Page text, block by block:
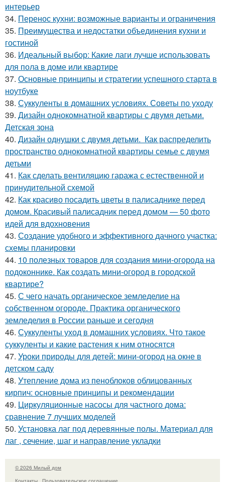
интерьер
34. Перенос кухни: возможные варианты и ограничения
35. Преимущества и недостатки объединения кухни и
гостиной
36. Идеальный выбор: Какие лаги лучше использовать
для пола в доме или квартире
37. Основные принципы и стратегии успешного старта в
ноутбуке
38. Суккуленты в домашних условиях. Советы по уходу
39. Дизайн однокомнатной квартиры с двумя детьми.
Детская зона
40. Дизайн однушки с двумя детьми. Как распределить
пространство однокомнатной квартиры семье с двумя
детьми
41. Как сделать вентиляцию гаража с естественной и
принудительной схемой
42. Как красиво посадить цветы в палисаднике перед
домом. Красивый палисадник перед домом — 50 фото
идей для вдохновения
43. Создание удобного и эффективного дачного участка:
схемы планировки
44. 10 полезных товаров для создания мини-огорода на
подоконнике. Как создать мини-огород в городской
квартире?
45. С чего начать органическое земледелие на
собственном огороде. Практика органического
земледелия в России раньше и сегодня
46. Суккуленты уход в домашних условиях. Что такое
суккуленты и какие растения к ним относятся
47. Уроки природы для детей: мини-огород на окне в
детском саду
48. Утепление дома из пеноблоков облицованных
кирпич: основные принципы и рекомендации
49. Циркуляционные насосы для частного дома:
сравнение 7 лучших моделей
50. Установка лаг под деревянные полы. Материал для
лаг , сечение, шаг и направление укладки
© 2026 Милый дом